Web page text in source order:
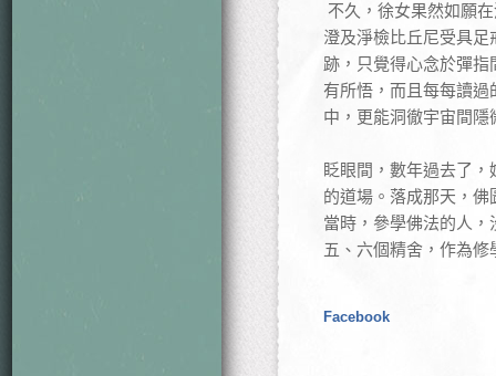
不久，徐女果然如願
澄及淨檢比丘尼受具
跡，只覺得心念於彈
有所悟，而且每每讀
中，更能洞徹宇宙間隱
眨眼間，數年過去了
的道場。落成那天，
當時，參學佛法的人
五、六個精舍，作為
Facebook